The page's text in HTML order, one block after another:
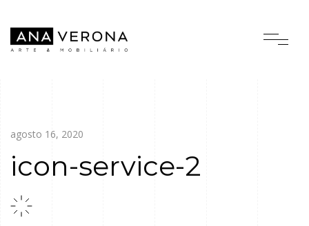
agosto 16, 2020
icon-service-2